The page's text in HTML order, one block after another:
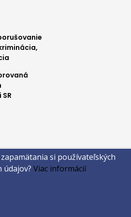
si používateľských
údajov?Viac informácií